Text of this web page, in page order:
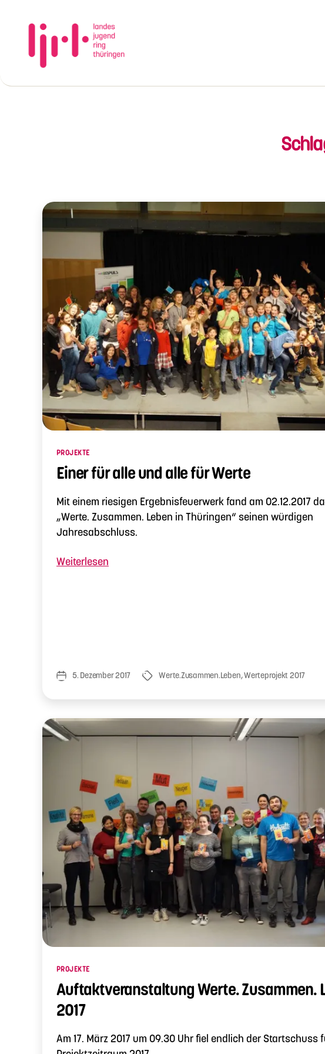
Thüringen
Kategorien
PROJEKTE
Einer für alle und alle für Werte
Mit einem riesigen Ergebnisfeuerwerk fand am 02.12.2017
„Werte. Zusammen. Leben in Thüringen“ seinen würdigen
Jahresabschluss.
Weiterlesen
Veröffentlichungsdatum
5. Dezember 2017 Schlagwörter
Werte.Zusammen.Leben,Werteprojekt 2017
Kategorien
PROJEKTE
Auftaktveranstaltung Werte. Zusammen.
2017
Am 17. März 2017 um 09.30 Uhr fiel endlich der Startschuss